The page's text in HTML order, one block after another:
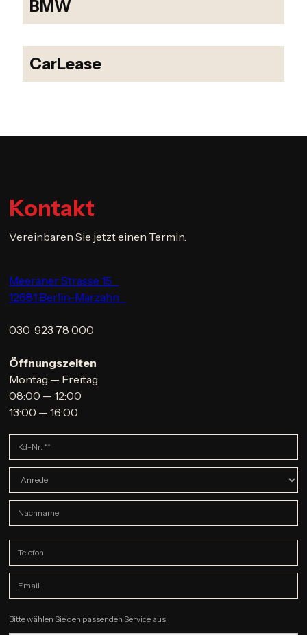
BMW
CarLease
Kontakt
Vereinbaren Sie jetzt einen Termin.
Meeraner Strasse 15
12681 Berlin-Marzahn
030 923 78 000
Öffnungszeiten
Montag — Freitag
08:00 — 12:00
13:00 — 16:00
Bitte wählen Sie den passenden Service aus